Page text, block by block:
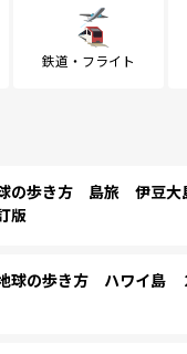
鉄道・フライト
の歩き方 島旅 伊豆大
版
球の歩き方 ハワイ島